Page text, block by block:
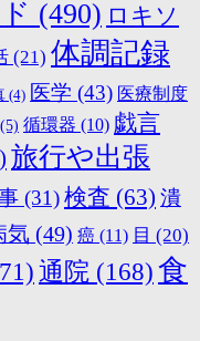
(490) ロキソ
(21) 体調記録
(4) 医学 (43) 医療制度
(5) 循環器 (10) 戯言
旅行や出張
(31)検査 (63) 潰
気 (49) 癌 (11) 目 (20)
通院 (168)食